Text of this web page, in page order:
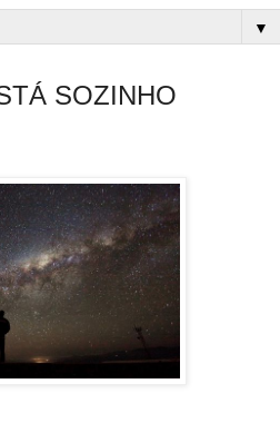
▼
SOZINHO